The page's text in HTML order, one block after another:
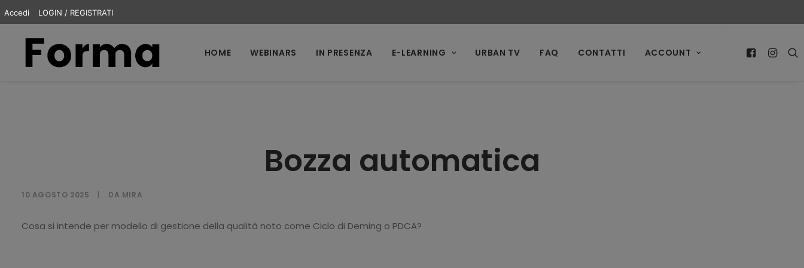
Accedi LOGIN / REGISTRATI
HOME WEBINARS IN PRESENZA E-LEARNING URBAN TV FAQ CONTATTI ACCOUNT
Bozza automatica
10 AGOSTO 2025 DA MIRA
Cosa si intende per modello di gestione della qualità noto come Ciclo di Deming o PDCA?